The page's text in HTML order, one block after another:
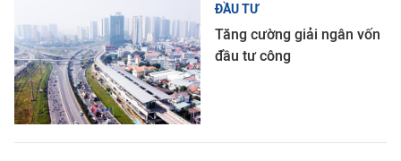
ĐẦU TƯ
Tăng cường giải ngân vốn
đầu tư công